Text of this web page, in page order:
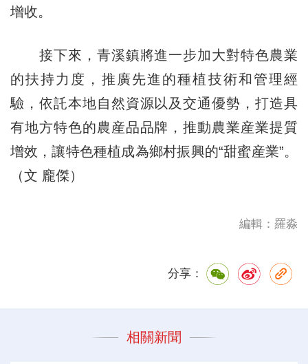
增收。
接下來，青溪鎮將進一步加大對特色農業
的扶持力度，推廣先進的種植技術和管理經
驗，依託本地自然資源以及交通優勢，打造具
有地方特色的農産品品牌，推動農業産業提質
增效，讓特色種植成為鄉村振興的“甜蜜産業”。
（文 龐傑）
編輯：羅淼
分享：
相關新聞